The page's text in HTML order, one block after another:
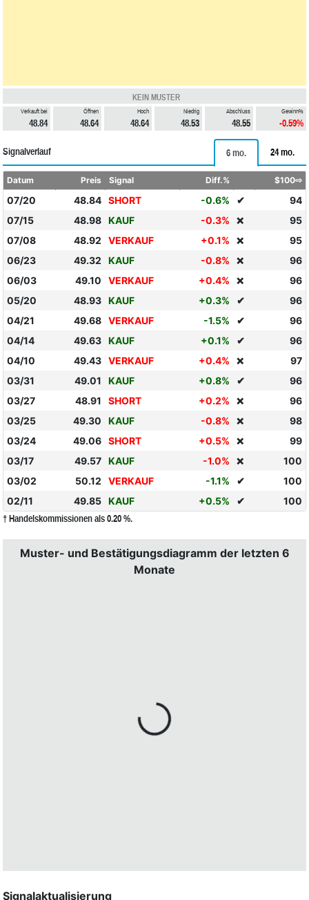
KEIN MUSTER
Verkauft bei
48.84
Öffnen
48.64
Hoch
48.64
Niedrig
48.53
Abschluss
48.55
Gewinn%
-0.59%
Signalverlauf 6 mo. 24 mo.
Datum Preis Signal Diff.% $100⇨
07/20 48.84 SHORT -0.6% ✔
94
07/15
48.98 KAUF -0.3% ❌
95
07/08
48.92 VERKAUF +0.1% ❌
95
06/23
49.32 KAUF -0.8% ❌
96
06/03
49.10 VERKAUF +0.4% ❌
96
05/20
48.93 KAUF +0.3% ✔
96
04/21
49.68 VERKAUF -1.5% ✔
96
04/14
49.63 KAUF +0.1% ✔
96
04/10
49.43 VERKAUF +0.4% ❌
97
03/31
49.01 KAUF +0.8% ✔
96
03/27
48.91 SHORT +0.2% ❌
96
03/25
49.30 KAUF -0.8% ❌
98
03/24
49.06 SHORT +0.5% ❌
99
03/17
49.57 KAUF -1.0% ❌
100
03/02
50.12 VERKAUF -1.1% ✔
100
02/11
49.85 KAUF +0.5% ✔ 100
† Handelskommissionen als 0.20 %.
Muster- und Bestätigungsdiagramm der letzten 6
Monate
Signalaktualisierung